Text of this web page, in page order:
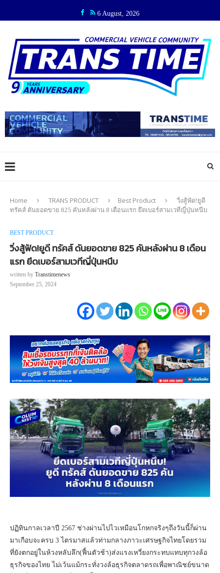
6 August, 2026
Home TRANS PRODUCT Best Product
วิ่งสู้ฟัด!ยูดี
ทรัคส์ ดันยอดขาย 825 คันหลังผ่าน 8 เดือนแรก ยึดเบอร์สามเวทีญี่ปุ่นหนึบ
BEST PRODUCT
วิ่งสู้ฟัด!ยูดี ทรัคส์ ดันยอดขาย 825 คันหลังผ่าน 8 เดือน
แรก ยึดเบอร์สามเวทีญี่ปุ่นหนึบ
written by Transtimenews
September 25, 2024
ปฏิทินกาลเวลาปี 2567 ช่างผ่านไปไวเหมือนโกหกจริงๆถึงวันนี้ก็ผ่าน
มาเกือบจะครบ 3 ไตรมาสแล้วท่ามกลางภาวะเศรษฐกิจไทยโดยรวม
ที่ยังตกอยู่ในห้วงหลับลึก(ฟื้นตัวช้า)ส่งแรงเหวี่ยงกระทบแทบทุกวงล้อ
ธุรกิจของไทย ไม่เว้นแม้กระทั่งวงล้อธุรกิจตลาดรถเพื่อพาณิชย์ขนาด